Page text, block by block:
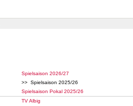
Spielsaison 2026/27
>> Spielsaison 2025/26
Spielsaison Pokal 2025/26
TV Albig